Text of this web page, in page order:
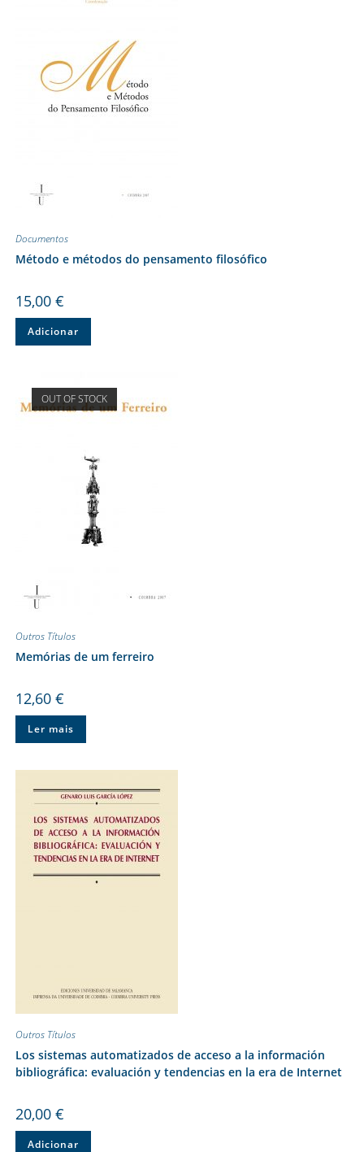
Documentos
Método e métodos do pensamento filosófico
15,00 €
Adicionar
OUT OF STOCK
Outros Títulos
Memórias de um ferreiro
12,60 €
Ler mais
Outros Títulos
Los sistemas automatizados de acceso a la información
bibliográfica: evaluación y tendencias en la era de Internet
20,00 €
Adicionar